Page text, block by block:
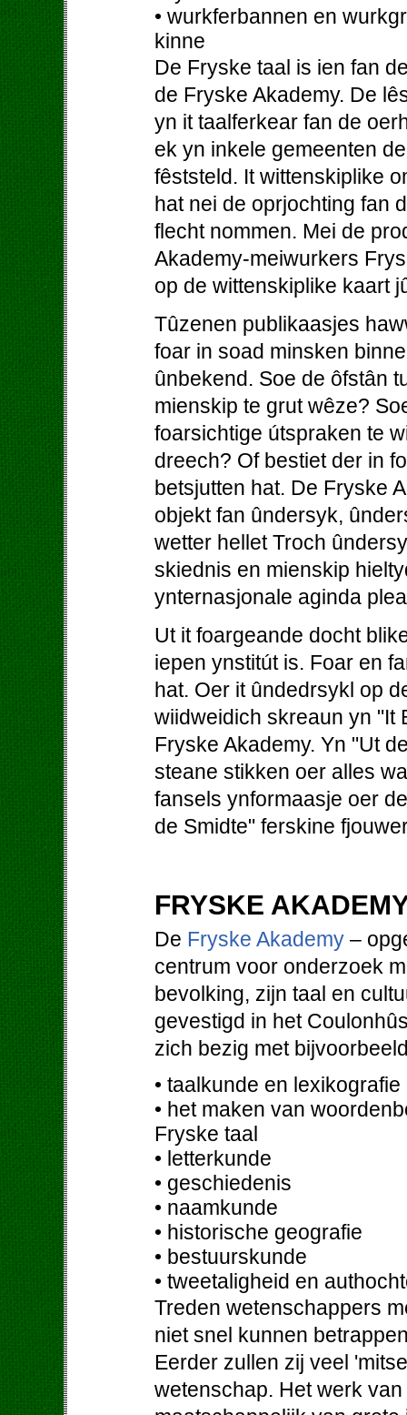
• wurkferbannen en
kinne
De Fryske taal is ien fan
de Fryske Akademy. De
yn it taalferkear fan de
ek yn inkele gemeenten
fêststeld. It wittenskiplike
hat nei de oprjochting fan
flecht nommen. Mei de
Akademy-meiwurkers
op de wittenskiplike kaart
Tûzenen publikaasjes
foar in soad minsken
ûnbekend. Soe de ôfstân
mienskip te grut wêze?
foarsichtige útspraken te
dreech? Of bestiet der in
betsjutten hat. De Fryske
objekt fan ûndersyk,
wetter hellet Troch
skiednis en mienskip
ynternasjonale aginda
Ut it foargeande docht
iepen ynstitút is. Foar en
hat. Oer it ûndedrsykl op
wiidweidich skreaun yn "It
Fryske Akademy. Yn "Ut
steane stikken oer alles
fansels ynformaasje oer
de Smidte" ferskine
FRYSKE
De Fryske Akademy –
centrum voor onderzoek
bevolking, zijn taal en
gevestigd in het
zich bezig met
• taalkunde en lexikografie
• het maken van
Fryske taal
• letterkunde
• geschiedenis
• naamkunde
• historische geografie
• bestuurskunde
• tweetaligheid en
Treden wetenschappers
niet snel kunnen
Eerder zullen zij veel
wetenschap. Het werk